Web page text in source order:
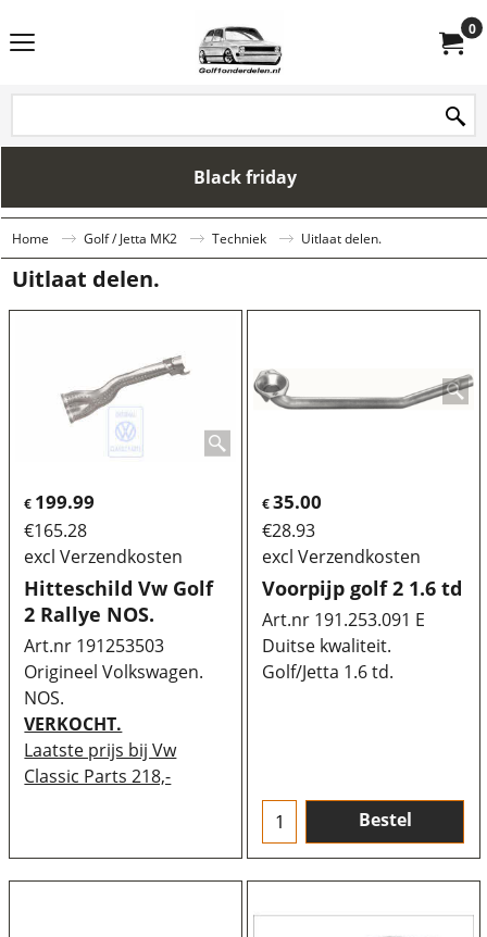
0
Black friday
Home Golf / Jetta MK2 Techniek Uitlaat delen.
Uitlaat delen.
€ 199.99
€165.28
excl Verzendkosten
Hitteschild Vw Golf
2 Rallye NOS.
Art.nr 191253503
Origineel Volkswagen.
NOS.
VERKOCHT.
Laatste prijs bij Vw
Classic Parts 218,-
€35.00
€28.93
excl Verzendkosten
Voorpijp golf 2 1.6 td
Art.nr 191.253.091 E
Duitse kwaliteit.
Golf/Jetta 1.6 td.
Bestel